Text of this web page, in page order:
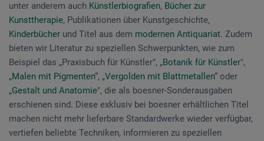
unter anderem auch Künstlerbiografien, Bücher zur
Kunsttherapie, Publikationen über Kunstgeschichte,
Kinderbücher und Titel aus dem modernen Antiquariat. Zudem
bieten wir Literatur zu speziellen Schwerpunkten, wie zum
Beispiel das „Praxisbuch für Künstler", „Botanik für Künstler",
„Malen mit Pigmenten“, „Vergolden mit Blattmetallen“ oder
„Gestalt und Anatomie", die als boesner-Sonderausgaben
erschienen sind. Diese exklusiv bei boesner erhältlichen Titel
machen nicht mehr lieferbare Standardwerke wieder verfügbar,
vertiefen beliebte Techniken, informieren zu speziellen